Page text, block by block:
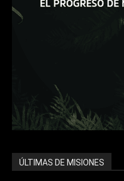
ÚLTIMAS DE MISIONES